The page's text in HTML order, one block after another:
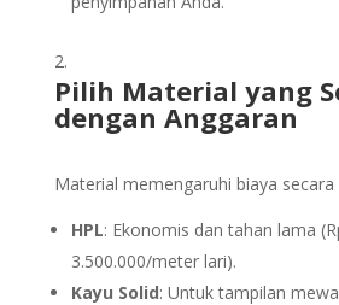
Pilih Material yang
dengan Anggaran
Material memengaruhi biaya secara
HPL: Ekonomis dan tahan lama
3.500.000/meter lari).
Kayu Solid: Untuk tampilan